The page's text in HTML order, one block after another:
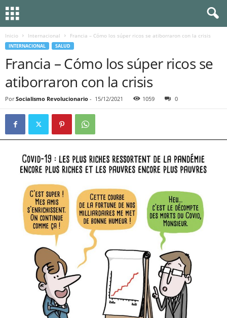
Inicio Internacional Francia – Cómo los súper ricos se atiborraron con la crisis
INTERNACIONAL SALUD
Francia – Cómo los súper ricos se
atiborraron con la crisis
Por Socialismo Revolucionario - 15/12/2021 1059 0